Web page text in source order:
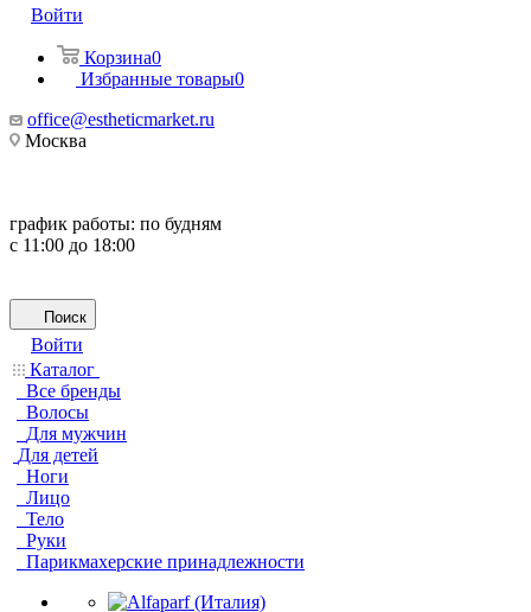
Войти
Корзина0
Избранные товары0
office@estheticmarket.ru
Москва
график работы: по будням
с 11:00 до 18:00
Поиск
Войти
Каталог
Все бренды
Волосы
Для мужчин
Для детей
Ноги
Лицо
Тело
Руки
Парикмахерские принадлежности